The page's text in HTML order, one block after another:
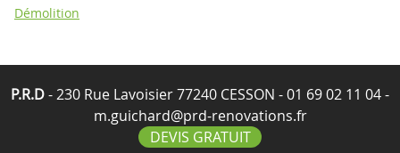
Démolition
P.R.D- 230 Rue Lavoisier 77240 CESSON -01 69 02 11 04-
m.guichard@prd-renovations.fr
DEVIS GRATUIT